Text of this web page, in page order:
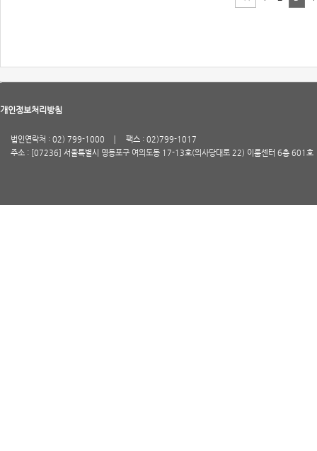
개인정보처리방침
법인연락처 : 02) 799-1000
팩스 : 02)799-1017
주소 : [07236] 서울특별시 영등포구 여의도동 17-13호(의사당대로 22) 이룸센터 6층 601호